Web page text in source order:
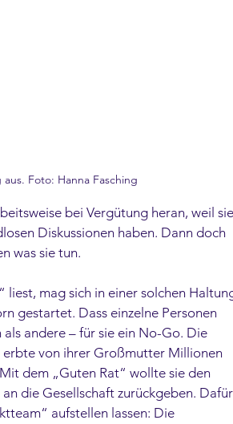
Foto: Hanna Fasching
bei Vergütung heran, weil
Diskussionen haben. Dann doch
was sie tun.
liest, mag sich in einer solchen
gestartet. Dass einzelne Personen
andere – für sie ein No-Go. Die
von ihrer Großmutter Millionen
dem „Guten Rat“ wollte sie den
die Gesellschaft zurückgeben.
aufstellen lassen: Die